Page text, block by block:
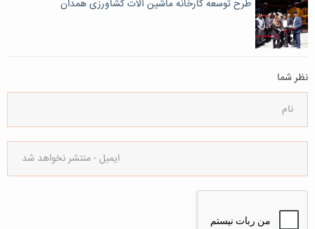
طرح توسعه کارخانه ماشین آلات کشاورزی همدان
نظر شما